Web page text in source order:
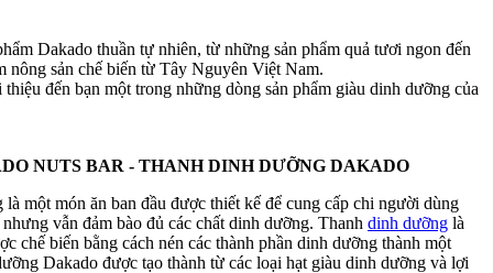
Dakado thuần tự nhiên, từ những sản phẩm quả tươi ngon đến
nông sản chế biến từ Tây Nguyên Việt Nam.
đến bạn một trong những dòng sản phẩm giàu dinh dưỡng của
NUTS BAR - THANH DINH DƯỠNG DAKADO
một món ăn ban đầu được thiết kế để cung cấp chi người dùng
vẫn đảm bào đủ các chất dinh dưỡng. Thanh dinh dưỡng là
chế biến bằng cách nén các thành phần dinh dưỡng thành một
Dakado được tạo thành từ các loại hạt giàu dinh dưỡng và lợi